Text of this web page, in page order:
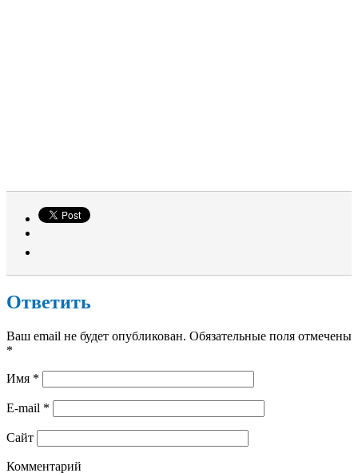
Ответить
Ваш email не будет опубликован. Обязательные поля отмечены
*
Имя *
E-mail *
Сайт
Комментарий